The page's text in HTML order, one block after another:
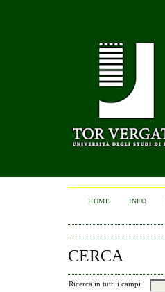
HOME INFO
CERCA
Ricerca in tutti i campi